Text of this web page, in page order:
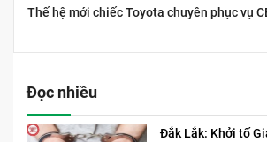
Thế hệ mới chiếc Toyota chuyên phục vụ
Đọc nhiều
Đắk Lắk: Khởi tố